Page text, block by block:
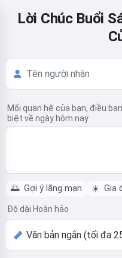
Lời Chúc Buổi
Mối quan hệ của bạn, điều
biệt về ngày hôm nay
🌅 Gợi ý lãng mạn ☀️ Gia
Độ dài Hoàn hảo